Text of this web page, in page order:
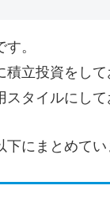
。
積立投資をし
タイルにして
にまとめてい